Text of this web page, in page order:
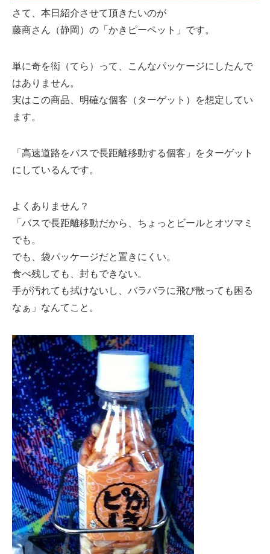
さて、本日紹介させて頂きたいのが
藤商さん（静岡）の「かきピーペット」です。
単に奇を衒（てら）って、こんなパッケージにしたんで
はありません。
実はこの商品、明確な個客（ターゲット）を想定してい
ます。
「高速道路をバスで長距離移動する個客」をターゲット
にしているんです。
よくありません？
「バスで長距離移動だから、ちょっとビールとオツマミ
でも。
でも、袋パッケージだと置きにくい。
食べ残しても、封もできない。
手が汚れても拭けないし、バラバラに飛び散っても困る
なぁ」なんてこと。